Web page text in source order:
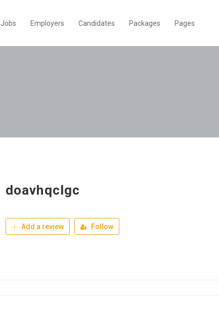
Jobs Employers Candidates Packages Pages
doavhqclgc
Add a review Follow